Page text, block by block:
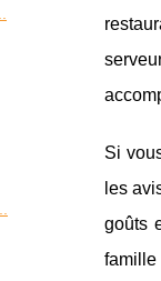
Si
les
goûts
famille